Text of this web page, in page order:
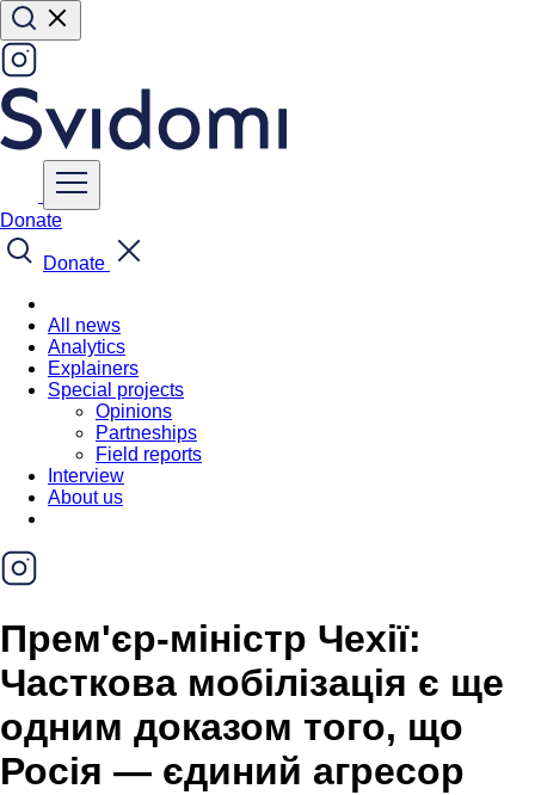
Donate
Donate
All news
Analytics
Explainers
Special projects
Opinions
Partneships
Field reports
Interview
About us
Прем'єр-міністр Чехії:
Часткова мобілізація є ще
одним доказом того, що
Росія — єдиний агресор